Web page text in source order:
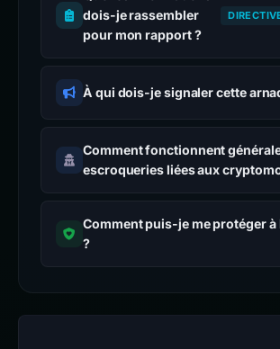
dois-je rassembler
pour mon rapport ?
À qui dois-je signaler cette
Comment fonctionnent
escroqueries liées aux
Comment puis-je me protéger
?